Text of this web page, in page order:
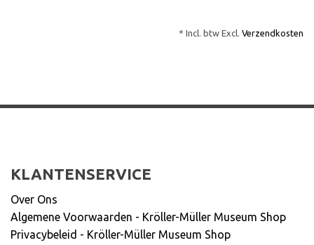
* Incl. btw Excl. Verzendkosten
KLANTENSERVICE
Over Ons
Algemene Voorwaarden - Kröller-Müller Museum Shop
Privacybeleid - Kröller-Müller Museum Shop